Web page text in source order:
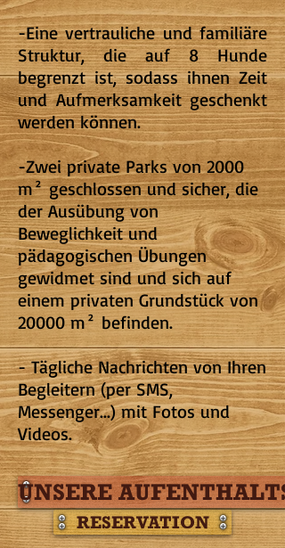
-Eine vertrauliche und familiäre
Struktur, die auf 8 Hunde
begrenzt ist, sodass ihnen Zeit
und Aufmerksamkeit geschenkt
werden können.
-Zwei private Parks von 2000
m² geschlossen und sicher, die
der Ausübung von
Beweglichkeit und
pädagogischen Übungen
gewidmet sind und sich auf
einem privaten Grundstück von
20000 m² befinden.
- Tägliche Nachrichten von Ihren
Begleitern (per SMS,
Messenger...) mit Fotos und
Videos.
UNSERE
RESERVATION